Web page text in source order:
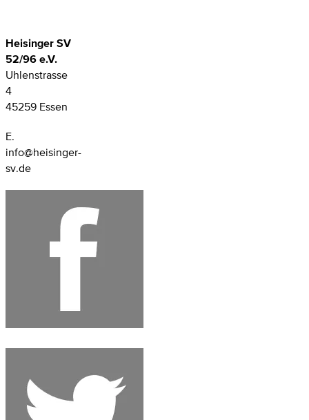
Heisinger SV
52/96 e.V.
Uhlenstrasse
4
45259 Essen
E.
info@heisinger-
sv.de